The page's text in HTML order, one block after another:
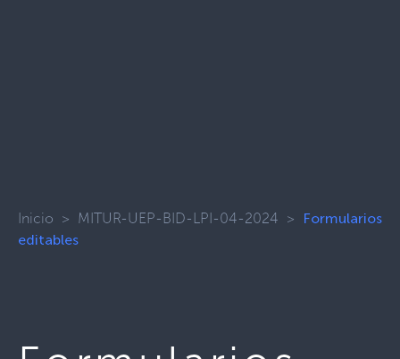
Inicio > MITUR-UEP-BID-LPI-04-2024 >
Formularios
editables